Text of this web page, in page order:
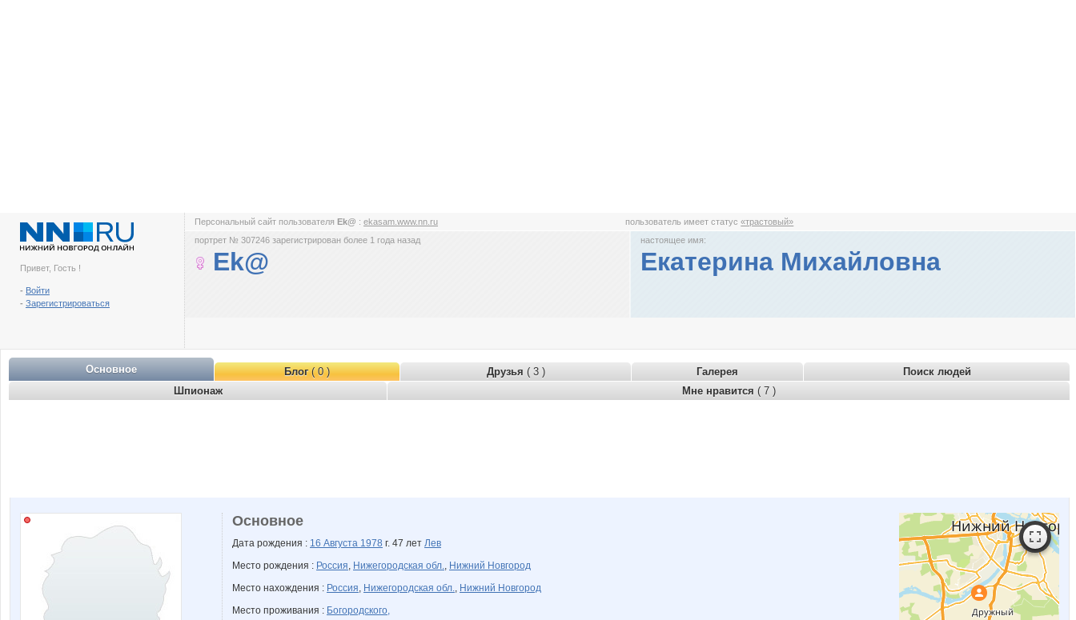
Привет, Гость !
- Войти
- Зарегистрироваться
Персональный сайт пользователя Ek@ : ekasam.www.nn.ru пользователь имеет статус«трастовый»
портрет № 307246 зарегистрирован более 1 года назад
Ek@
настоящее имя:
Екатерина Михайловна
Основное Блог( 0 ) Друзья ( 3 ) Галерея
Поиск людей
Шпионаж
Мне нравится ( 7 )
Основное
Дата рождения : 16 Августа 1978 г. 47 лет Лев
Место рождения : Россия, Нижегородская обл., Нижний Новгород
Место нахождения : Россия, Нижегородская обл., Нижний Новгород
Место проживания : Богородского,